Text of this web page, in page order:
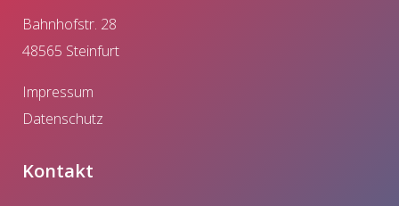
Bahnhofstr. 28
48565 Steinfurt
Impressum
Datenschutz
Kontakt